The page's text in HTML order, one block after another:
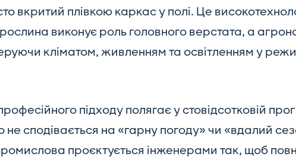
вкритий плівкою каркас у полі. Це
виконує роль головного верстата, а
кліматом, живленням та освітленням у
підходу полягає у стовідсотковій
не сподівається на «гарну погоду» чи «вдалий
проєктується інженерами так, щоб